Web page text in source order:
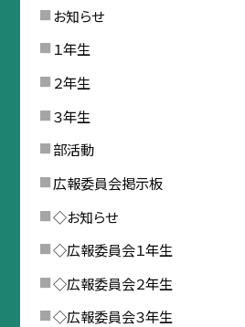
お知らせ
１年生
２年生
３年生
部活動
広報委員会掲示板
◇お知らせ
◇広報委員会１年生
◇広報委員会２年生
◇広報委員会３年生